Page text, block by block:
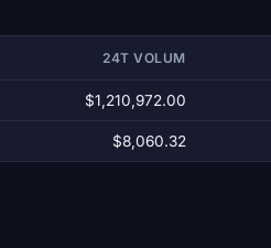
24T VOLUM
$1,210,972.00
$8,060.32